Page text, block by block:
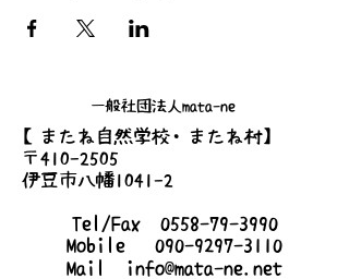
2023/9/9(土)
2023/6/17(土)
2023/12/16(土)
●時間
8:00am-10:00am
静岡県伊豆市八幡1053
一般社団法人mata-ne
【またね自然学校・またね村】
〒410-2505
伊豆市八幡1041-2
Tel/Fax0558-79-3990
Mobile 090-9297-3110
Mail
info@mata-ne.net